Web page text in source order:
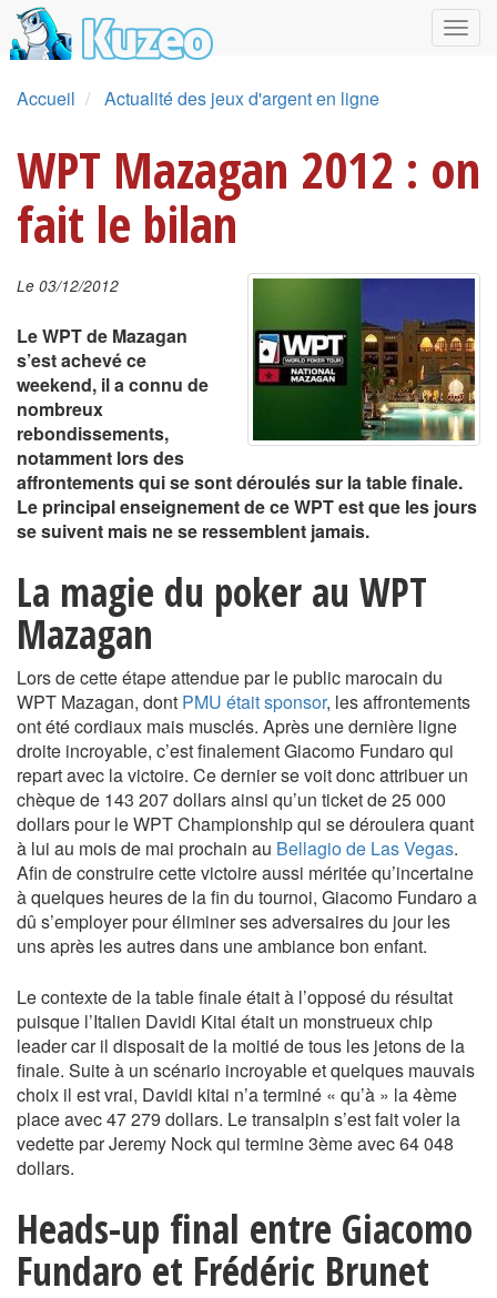
Accueil Actualité des jeux d'argent en ligne
WPT Mazagan 2012 : on
fait le bilan
Le 03/12/2012
Le WPT de Mazagan
s’est achevé ce
weekend, il a connu de
nombreux
rebondissements,
notamment lors des
affrontements qui se sont déroulés sur la table finale.
Le principal enseignement de ce WPT est que les jours
se suivent mais ne se ressemblent jamais.
La magie du poker au WPT
Mazagan
Lors de cette étape attendue par le public marocain du
WPT Mazagan, dont PMU était sponsor, les affrontements
ont été cordiaux mais musclés. Après une dernière ligne
droite incroyable, c’est finalement Giacomo Fundaro qui
repart avec la victoire. Ce dernier se voit donc attribuer un
chèque de 143 207 dollars ainsi qu’un ticket de 25 000
dollars pour le WPT Championship qui se déroulera quant
à lui au mois de mai prochain au Bellagio de Las Vegas.
Afin de construire cette victoire aussi méritée qu’incertaine
à quelques heures de la fin du tournoi, Giacomo Fundaro a
dû s’employer pour éliminer ses adversaires du jour les
uns après les autres dans une ambiance bon enfant.
Le contexte de la table finale était à l’opposé du résultat
puisque l’Italien Davidi Kitai était un monstrueux chip
leader car il disposait de la moitié de tous les jetons de la
finale. Suite à un scénario incroyable et quelques mauvais
choix il est vrai, Davidi kitai n’a terminé « qu’à » la 4ème
place avec 47 279 dollars. Le transalpin s’est fait voler la
vedette par Jeremy Nock qui termine 3ème avec 64 048
dollars.
Heads-up final entre Giacomo
Fundaro et Frédéric Brunet